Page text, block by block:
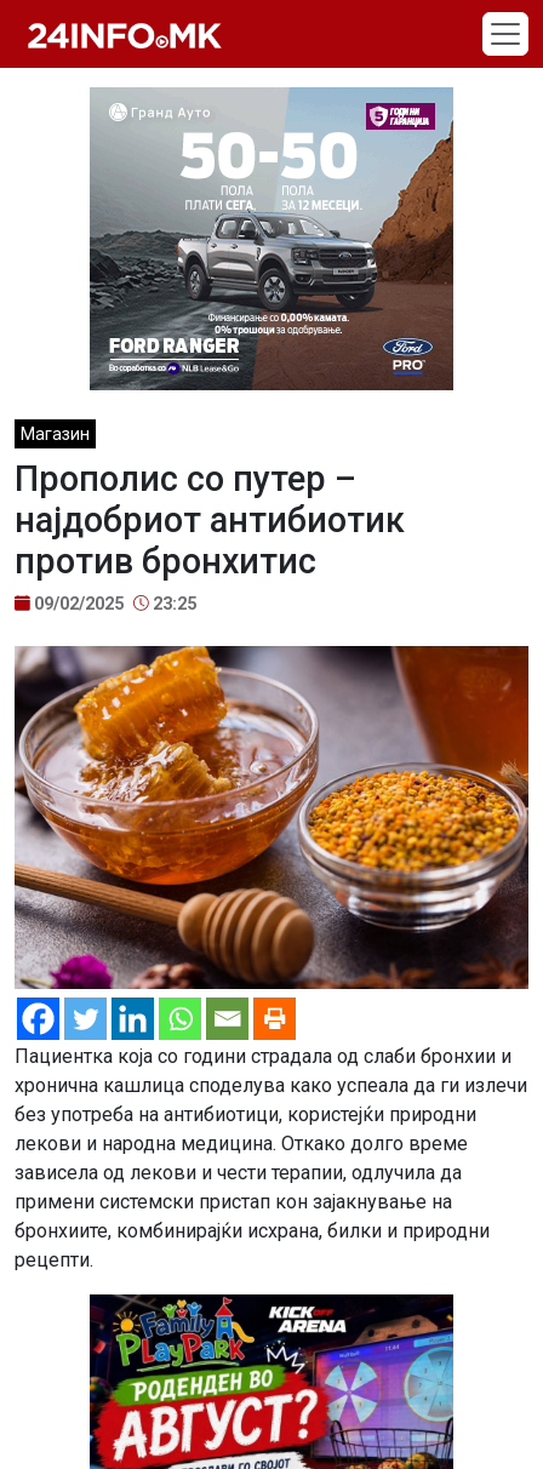
Магазин
Прополис со путер –
најдобриот антибиотик
против бронхитис
09/02/2025 23:25
Пациентка која со години страдала од слаби бронхии и
хронична кашлица споделува како успеала да ги излечи
без употреба на антибиотици, користејќи природни
лекови и народна медицина. Откако долго време
зависела од лекови и чести терапии, одлучила да
примени системски пристап кон зајакнување на
бронхиите, комбинирајќи исхрана, билки и природни
рецепти.